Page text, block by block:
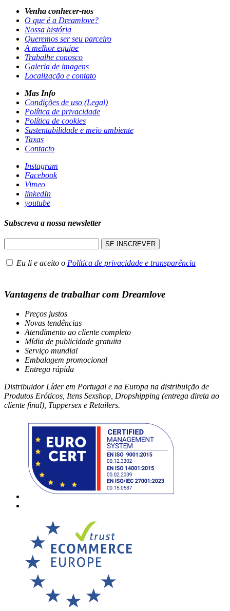
Venha conhecer-nos
O que é a Dreamlove?
Nossa história
Queremos ser seu parceiro
A melhor equipe
Trabalhe conosco
Galeria de imagens
Localização e contato
Mas Info
Condições de uso (Legal)
Política de privacidade
Política de cookies
Sustentabilidade e meio ambiente
Taxas
Contacto
Instagram
Facebook
Vimeo
linkedIn
youtube
Subscreva a nossa newsletter
Eu li e aceito o Política de privacidade e transparência
Vantagens de trabalhar com Dreamlove
Preços justos
Novas tendências
Atendimento ao cliente completo
Mídia de publicidade gratuita
Serviço mundial
Embalagem promocional
Entrega rápida
Distribuidor Líder em Portugal e na Europa na distribuição de
Produtos Eróticos, Itens Sexshop, Dropshipping (entrega direta ao
cliente final), Tuppersex e Retailers.